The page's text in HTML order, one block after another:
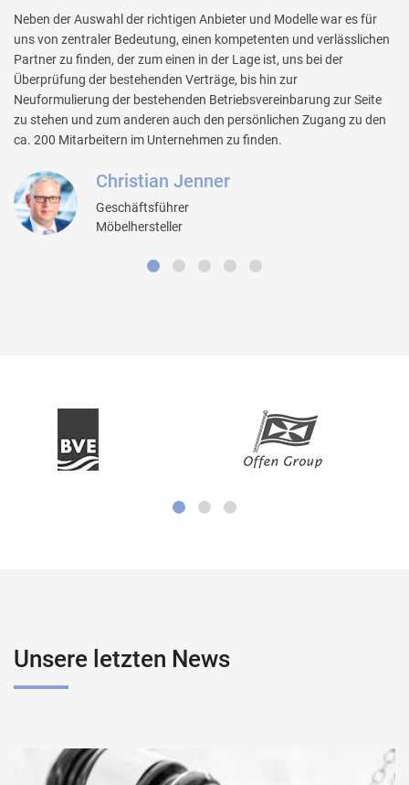
Neben der Auswahl der richtigen Anbieter und Modelle war es für
uns von zentraler Bedeutung, einen kompetenten und verlässlichen
Partner zu finden, der zum einen in der Lage ist, uns bei der
Überprüfung der bestehenden Verträge, bis hin zur
Neuformulierung der bestehenden Betriebsvereinbarung zur Seite
zu stehen und zum anderen auch den persönlichen Zugang zu den
ca. 200 Mitarbeitern im Unternehmen zu finden.
Christian Jenner
Geschäftsführer
Möbelhersteller
Unsere letzten News